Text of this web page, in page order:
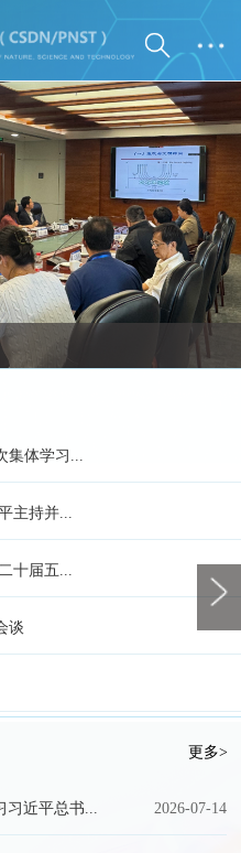
集体学习...
主持并...
十届五...
谈
更多>
习近平总书... 2026-07-14